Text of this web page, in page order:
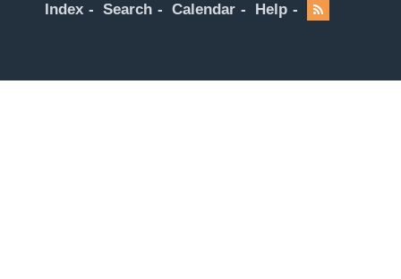
Index Search Calendar Help